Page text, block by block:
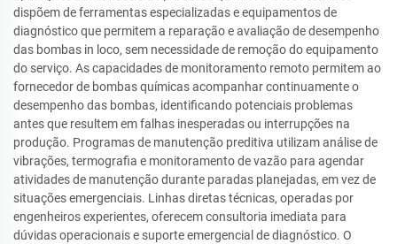
dispõem de ferramentas especializadas e equipamentos de
diagnóstico que permitem a reparação e avaliação de desempenho
das bombas in loco, sem necessidade de remoção do equipamento
do serviço. As capacidades de monitoramento remoto permitem ao
fornecedor de bombas químicas acompanhar continuamente o
desempenho das bombas, identificando potenciais problemas
antes que resultem em falhas inesperadas ou interrupções na
produção. Programas de manutenção preditiva utilizam análise de
vibrações, termografia e monitoramento de vazão para agendar
atividades de manutenção durante paradas planejadas, em vez de
situações emergenciais. Linhas diretas técnicas, operadas por
engenheiros experientes, oferecem consultoria imediata para
dúvidas operacionais e suporte emergencial de diagnóstico. O